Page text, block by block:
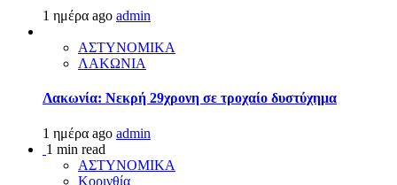
1 ημέρα ago admin
ΑΣΤΥΝΟΜΙΚΑ
ΛΑΚΩΝΙΑ
Λακωνία: Νεκρή 29χρονη σε τροχαίο δυστύχημα
1 ημέρα ago admin
1 min read
ΑΣΤΥΝΟΜΙΚΑ
Κορινθία